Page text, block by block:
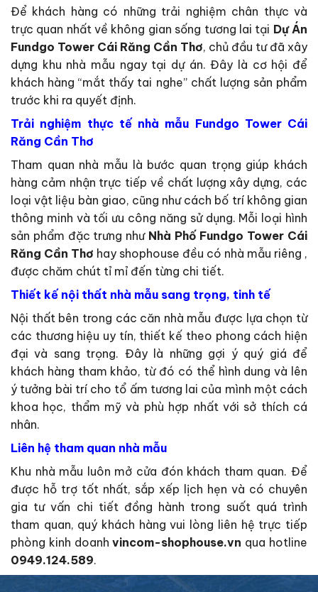
Để khách hàng có những trải nghiệm chân thực và
trực quan nhất về không gian sống tương lai tại Dự Án
Fundgo Tower Cái Răng Cần Thơ, chủ đầu tư đã xây
dựng khu nhà mẫu ngay tại dự án. Đây là cơ hội để
khách hàng “mắt thấy tai nghe” chất lượng sản phẩm
trước khi ra quyết định.
Trải nghiệm thực tế nhà mẫu Fundgo Tower Cái
Răng Cần Thơ
Tham quan nhà mẫu là bước quan trọng giúp khách
hàng cảm nhận trực tiếp về chất lượng xây dựng, các
loại vật liệu bàn giao, cũng như cách bố trí không gian
thông minh và tối ưu công năng sử dụng. Mỗi loại hình
sản phẩm đặc trưng như Nhà Phố Fundgo Tower Cái
Răng Cần Thơ hay shophouse đều có nhà mẫu riêng ,
được chăm chút tỉ mỉ đến từng chi tiết.
Thiết kế nội thất nhà mẫu sang trọng, tinh tế
Nội thất bên trong các căn nhà mẫu được lựa chọn từ
các thương hiệu uy tín, thiết kế theo phong cách hiện
đại và sang trọng. Đây là những gợi ý quý giá để
khách hàng tham khảo, từ đó có thể hình dung và lên
ý tưởng bài trí cho tổ ấm tương lai của mình một cách
khoa học, thẩm mỹ và phù hợp nhất với sở thích cá
nhân.
Liên hệ tham quan nhà mẫu
Khu nhà mẫu luôn mở cửa đón khách tham quan. Để
được hỗ trợ tốt nhất, sắp xếp lịch hẹn và có chuyên
gia tư vấn chi tiết đồng hành trong suốt quá trình
tham quan, quý khách hàng vui lòng liên hệ trực tiếp
phòng kinh doanhvincom-shophouse.vn qua hotline
0949.124.589.